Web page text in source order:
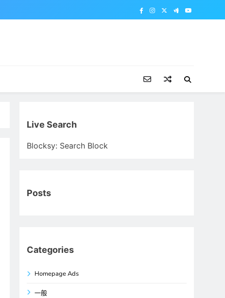
Live Search
Blocksy: Search Block
Posts
Categories
Homepage Ads
一般